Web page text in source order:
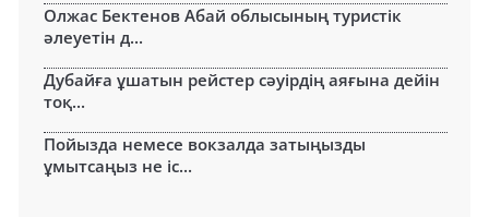
Олжас Бектенов Абай облысының туристік
әлеуетін д...
Дубайға ұшатын рейстер сәуірдің аяғына дейін
тоқ...
Пойызда немесе вокзалда затыңызды
ұмытсаңыз не іс...